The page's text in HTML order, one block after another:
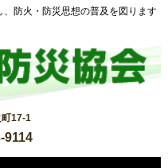
防火・防災思想の普及を図ります
17-1
9114